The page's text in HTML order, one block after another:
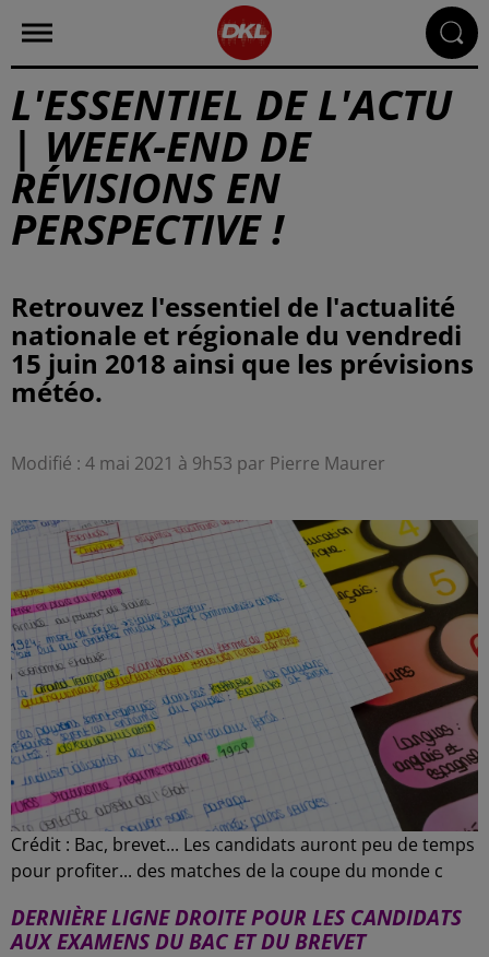
L'ESSENTIEL DE L'ACTU
| WEEK-END DE
RÉVISIONS EN
PERSPECTIVE !
Retrouvez l'essentiel de l'actualité
nationale et régionale du vendredi
15 juin 2018 ainsi que les prévisions
météo.
Modifié : 4 mai 2021 à 9h53 par Pierre Maurer
Crédit : Bac, brevet... Les candidats auront peu de temps
pour profiter... des matches de la coupe du monde c
DERNIÈRE LIGNE DROITE POUR LES CANDIDATS
AUX EXAMENS DU BAC ET DU BREVET